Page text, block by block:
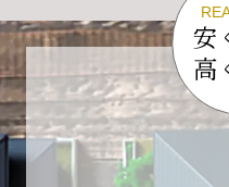
変化の激しい時代だか
挑戦を続け、社会に必
けることをお約束いた
今後とも変わらぬご支
う、何卒よろしくお願
安
高